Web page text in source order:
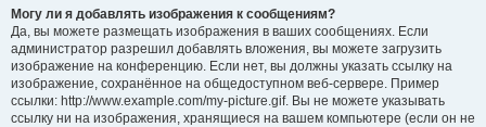
Могу ли я добавлять изображения к сообщениям?
Да, вы можете размещать изображения в ваших сообщениях. Если
администратор разрешил добавлять вложения, вы можете загрузить
изображение на конференцию. Если нет, вы должны указать ссылку на
изображение, сохранённое на общедоступном веб-сервере. Пример
ссылки: http://www.example.com/my-picture.gif. Вы не можете указывать
ссылку ни на изображения, хранящиеся на вашем компьютере (если он не